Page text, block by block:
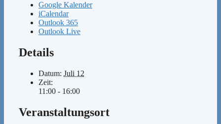
Google Kalender
iCalendar
Outlook 365
Outlook Live
Details
Datum: Juli 12
Zeit:
11:00 - 16:00
Veranstaltungsort